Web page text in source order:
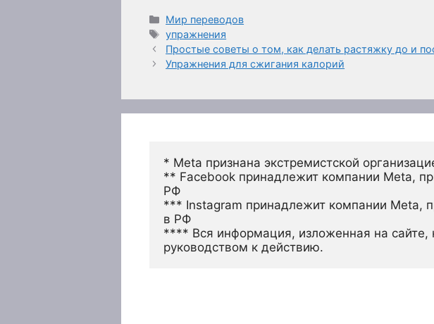
Рубрики
Мир переводов
Метки
упражнения
Простые советы о том, как делать растяжку до и
Упражнения для сжигания калорий
* Meta признана экстремистской
** Facebook принадлежит компании Meta,
РФ
*** Instagram принадлежит компании Meta,
в РФ
**** Вся информация, изложенная на сайте,
руководством к действию.